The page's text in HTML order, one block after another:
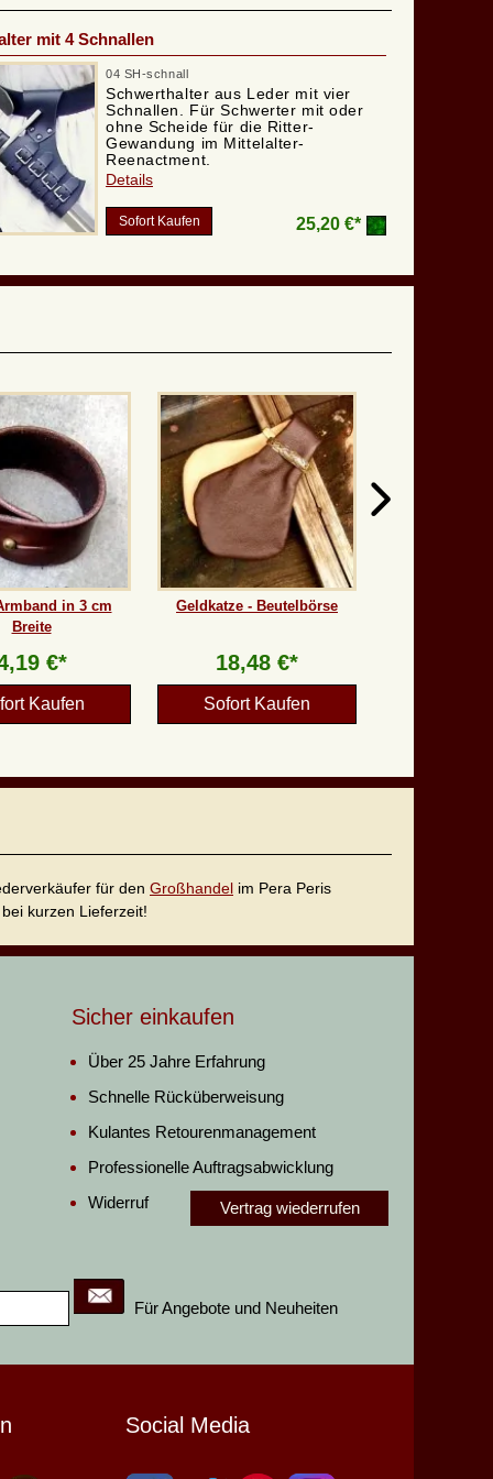
mit 4 Schnallen
04 SH-schnall
Schwerthalter aus Leder mit vier
Schnallen. Für Schwerter mit oder
ohne Scheide für die Ritter-
Gewandung im Mittelalter-
Reenactment.
Details
Sofort Kaufen 25,20 €*
in 3 cm
Breite
€*
Kaufen
Geldkatze - Beutelbörse
18,48 €*
Sofort Kaufen
für den Großhandel im Pera Peris
kurzen Lieferzeit!
Für Angebote und Neuheiten
Sicher einkaufen
Über 25 Jahre Erfahrung
Schnelle Rücküberweisung
Kulantes Retourenmanagement
Professionelle Auftragsabwicklung
Widerruf
Vertrag wiederrufen
Social Media